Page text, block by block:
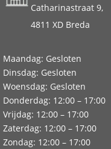
Catharinastraat 9,
4811 XD Breda
Maandag: Gesloten
Dinsdag: Gesloten
Woensdag: Gesloten
Donderdag: 12:00 – 17:00
Vrijdag: 12:00 – 17:00
Zaterdag: 12:00 – 17:00
Zondag: 12:00 – 17:00